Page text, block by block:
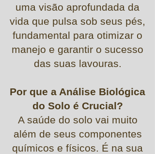
uma visão aprofundada da
vida que pulsa sob seus pés,
fundamental para otimizar o
manejo e garantir o sucesso
das suas lavouras.
Por que a Análise Biológica
do Solo é Crucial?
A saúde do solo vai muito
além de seus componentes
químicos e físicos. É na sua